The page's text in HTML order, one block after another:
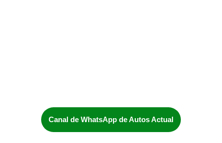
Canal de WhatsApp de Autos Actual